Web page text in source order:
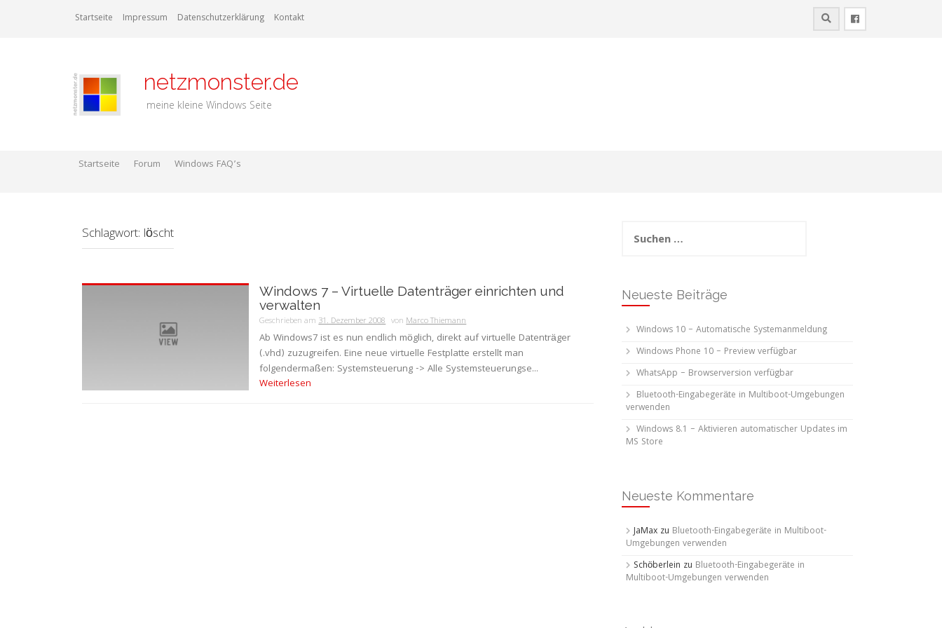
Startseite Impressum Datenschutzerklärung Kontakt
netzmonster.de
meine kleine Windows Seite
Startseite Forum Windows FAQ’s
Schlagwort: löscht
Windows 7 – Virtuelle Datenträger einrichten und
verwalten
Geschrieben am31. Dezember 2008 vonMarco Thiemann
Ab Windows7 ist es nun endlich möglich, direkt auf virtuelle Datenträger
(.vhd) zuzugreifen. Eine neue virtuelle Festplatte erstellt man
folgendermaßen: Systemsteuerung -> Alle Systemsteuerungse...
Weiterlesen
nach:
Neueste Beiträge
Windows 10 – Automatische Systemanmeldung
Windows Phone 10 – Preview verfügbar
WhatsApp – Browserversion verfügbar
Bluetooth-Eingabegeräte in Multiboot-Umgebungen
verwenden
Windows 8.1 – Aktivieren automatischer Updates im
MS Store
Neueste Kommentare
JaMax zu Bluetooth-Eingabegeräte in Multiboot-
Umgebungen verwenden
Schöberlein zu Bluetooth-Eingabegeräte in
Multiboot-Umgebungen verwenden